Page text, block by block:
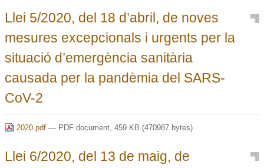
Llei 5/2020, del 18 d’abril, de noves
mesures excepcionals i urgents per la
situació d’emergència sanitària
causada per la pandèmia del SARS-
CoV-2
2020.pdf— PDF document, 459 KB (470987 bytes)
Llei 6/2020, del 13 de maig, de